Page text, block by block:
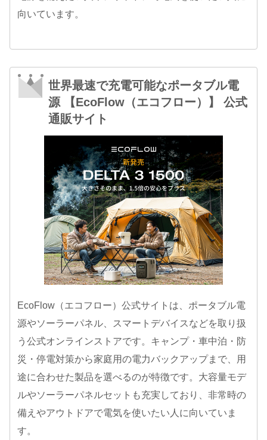
向いています。
世界最速で充電可能なポータブル電
源 【EcoFlow（エコフロー）】 公式
通販サイト
EcoFlow（エコフロー）公式サイトは、ポータブル電
源やソーラーパネル、スマートデバイスなどを取り扱
う公式オンラインストアです。キャンプ・車中泊・防
災・停電対策から家庭用の電力バックアップまで、用
途に合わせた製品を選べるのが特徴です。大容量モデ
ルやソーラーパネルセットも充実しており、非常時の
備えやアウトドアで電気を使いたい人に向いていま
す。